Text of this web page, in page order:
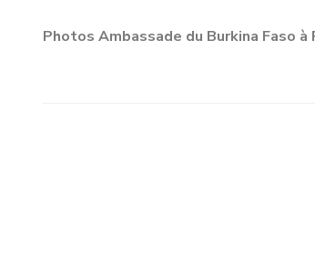
Photos Ambassade du Burkina Faso à